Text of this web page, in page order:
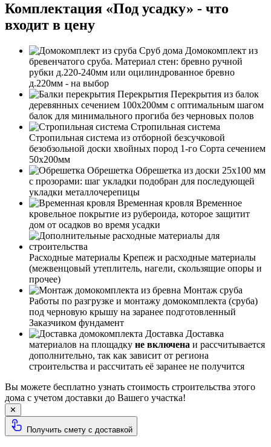
Комплектация «Под усадку» - что
входит в цену
Сруб дома Домокомплект из
бревенчатого сруба. Материал стен: бревно ручной
рубки д.220-240мм или оцилиндрованное бревно
д.220мм - на выбор
Перекрытия Перекрытия из балок
деревянных сечением 100х200мм с оптимальным шагом
балок для минимального прогиба без черновых полов
Стропильная система
Стропильная система из отборной безсучковой
безобзольной доски хвойных пород 1-го Сорта сечением
50х200мм
Обрешетка Обрешетка из доски 25х100 мм
с прозорами: шаг укладки подобран для последующей
укладки металлочерепицы
Временная кровля Временное
кровельное покрытие из рубероида, которое защитит
дом от осадков во время усадки
Расходные материалы Крепеж и расходные материалы
(межвенцовый утеплитель, нагели, скользящие опоры и
прочее)
Монтаж сруба
Работы по разгрузке и монтажу домокомплекта (сруба)
под черновую крышу на заранее подготовленный
Заказчиком фундамент
Доставка Доставка
материалов на площадку не включена и рассчитывается
дополнительно, так как зависит от региона
строительства и рассчитать её заранее не получится
Вы можете бесплатно узнать стоимость строительства этого
дома с учетом доставки до Вашего участка!
✕
Получить смету с доставкой